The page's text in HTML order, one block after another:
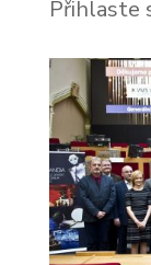
Přihlaste